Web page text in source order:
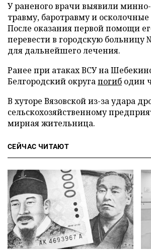
У раненого врачи выявили
травму, баротравму и
После оказания первой помощи
перевести в городскую больницу
для дальнейшего лечения.
Ранее при атаках ВСУ на
Белгородский округапогиб один
В хуторе Вязовской из-за удара
сельскохозяйственному
мирная жительница.
СЕЙЧАС ЧИТАЮТ